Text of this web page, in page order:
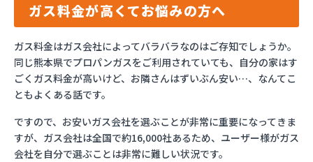
ガス料金が高くてお悩みの方へ
ガス料金はガス会社によってバラバラなのはご存知でしょうか。
同じ熊本県でプロパンガスをご利用されていても、自分の家はす
ごくガス料金が高いけど、お隣さんはずいぶん安い…、なんてこ
ともよくある話です。
ですので、お安いガス会社を選ぶことが非常に重要になってきま
すが、ガス会社は全国で約16,000社あるため、ユーザー様がガス
会社を自分で選ぶことは非常に難しい状況です。